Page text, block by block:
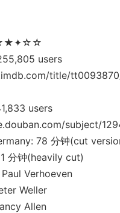
users
title/
users
subject/
78 分钟(cut
分钟(heavily cut)
Verhoeven
Weller
Allen